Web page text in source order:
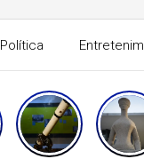
Política